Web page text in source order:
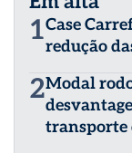
1Case
redução
2Modal
transporte